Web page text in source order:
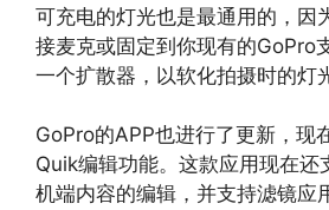
可充电的灯光也是最通用的，因
接麦克或固定到你现有的GoPro
一个扩散器，以软化拍摄时的灯
GoPro的APP也进行了更新，现
Quik编辑功能。这款应用现在还
机端内容的编辑，并支持滤镜应